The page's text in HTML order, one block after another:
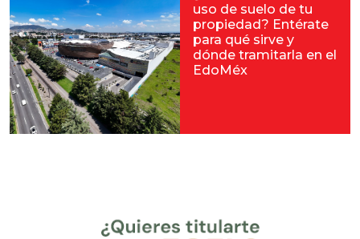
uso de suelo de tu
propiedad? Entérate
para qué sirve y
dónde tramitarla en el
EdoMéx